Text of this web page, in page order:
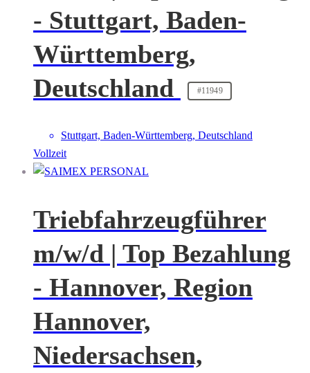
- Stuttgart, Baden-
Württemberg,
Deutschland
#11949
Stuttgart, Baden-Württemberg, Deutschland
Vollzeit
Triebfahrzeugführer
m/w/d | Top Bezahlung
- Hannover, Region
Hannover,
Niedersachsen,